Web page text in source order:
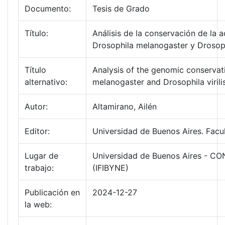
Documento: Tesis de Grado
Título:
Análisis de la conservación de la
Drosophila melanogaster y
Título
alternativo:
Analysis of the genomic
melanogaster and Drosophila
Autor: Altamirano, Ailén
Editor: Universidad de Buenos Aires.
Lugar de
trabajo:
Universidad de Buenos Aires -
(IFIBYNE)
Publicación en
la web:
2024-12-27